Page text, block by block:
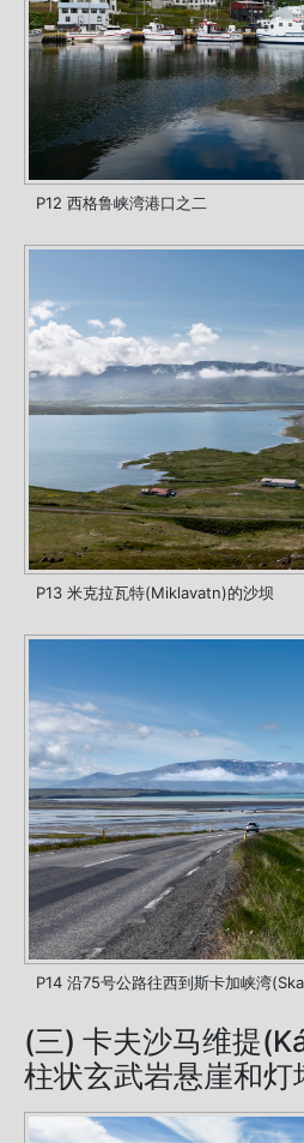
P12 西格鲁峡湾港口之二
P13 米克拉瓦特(Miklavatn)的沙坝
P14 沿75号公路往西到斯卡加峡湾
(三) 卡夫沙马维提
柱状玄武岩悬崖和灯